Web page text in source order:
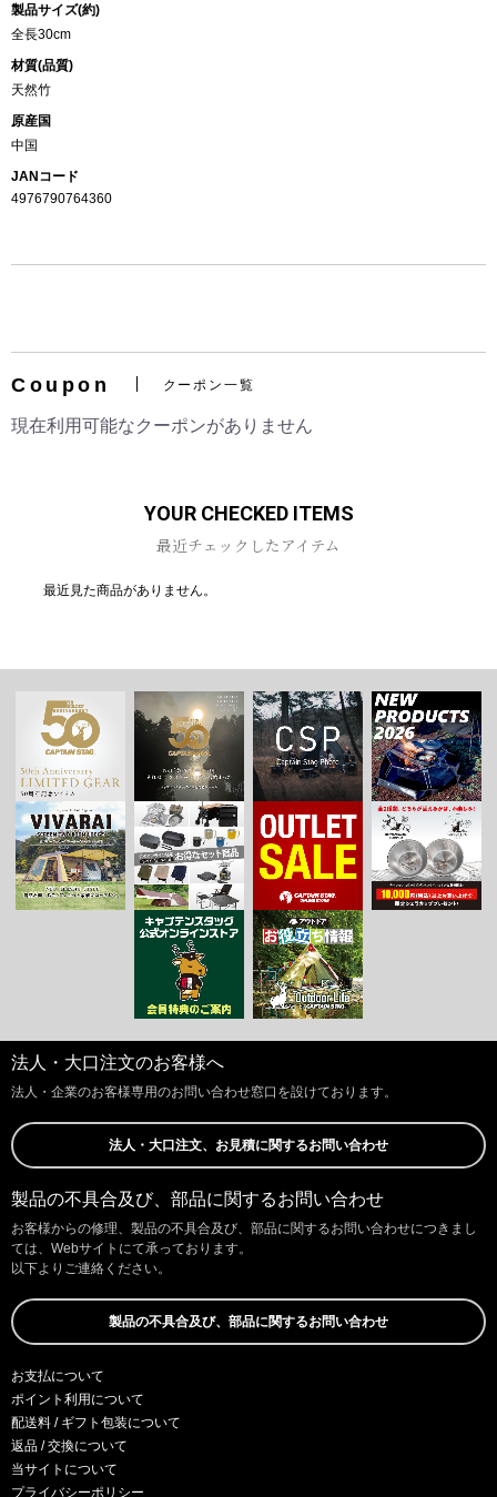
お買い物を続ける カートへ進む
製品サイズ(約)
全長30cm
材質(品質)
天然竹
原産国
中国
JANコード
4976790764360
Coupon クーポン一覧
現在利用可能なクーポンがありません
YOUR CHECKED ITEMS
最近チェックしたアイテム
最近見た商品がありません。
法人・大口注文のお客様へ
法人・企業のお客様専用のお問い合わせ窓口を設けております。
法人・大口注文、お見積に関するお問い合わせ
製品の不具合及び、部品に関するお問い合わせ
お客様からの修理、製品の不具合及び、部品に関するお問い合わせにつきまし
ては、Webサイトにて承っております。
以下よりご連絡ください。
製品の不具合及び、部品に関するお問い合わせ
お支払について
ポイント利用について
配送料 / ギフト包装について
返品 / 交換について
当サイトについて
プライバシーポリシー